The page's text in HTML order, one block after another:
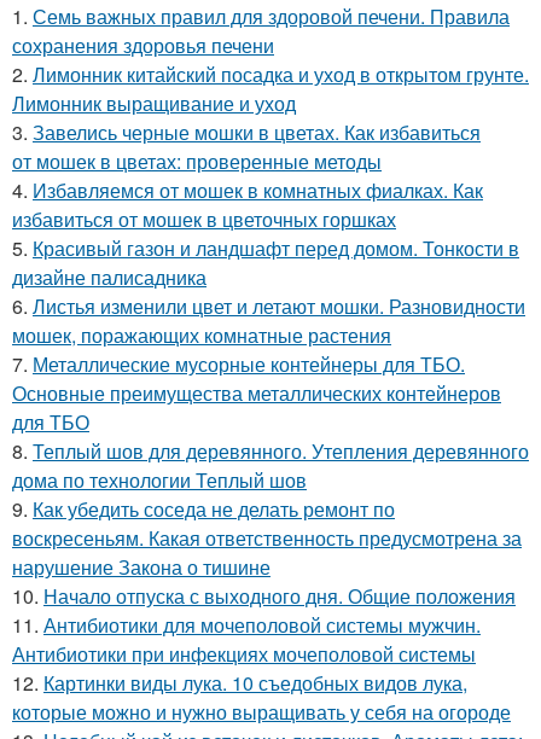
1. Семь важных правил для здоровой печени. Правила
сохранения здоровья печени
2. Лимонник китайский посадка и уход в открытом грунте.
Лимонник выращивание и уход
3. Завелись черные мошки в цветах. Как избавиться
от мошек в цветах: проверенные методы
4. Избавляемся от мошек в комнатных фиалках. Как
избавиться от мошек в цветочных горшках
5. Красивый газон и ландшафт перед домом. Тонкости в
дизайне палисадника
6. Листья изменили цвет и летают мошки. Разновидности
мошек, поражающих комнатные растения
7. Металлические мусорные контейнеры для ТБО.
Основные преимущества металлических контейнеров
для ТБО
8. Теплый шов для деревянного. Утепления деревянного
дома по технологии Теплый шов
9. Как убедить соседа не делать ремонт по
воскресеньям. Какая ответственность предусмотрена за
нарушение Закона о тишине
10. Начало отпуска с выходного дня. Общие положения
11. Антибиотики для мочеполовой системы мужчин.
Антибиотики при инфекциях мочеполовой системы
12. Картинки виды лука. 10 съедобных видов лука,
которые можно и нужно выращивать у себя на огороде